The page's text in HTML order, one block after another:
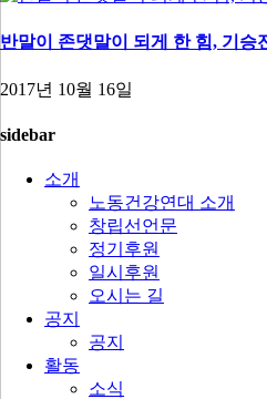
반말이 존댓말이 되게 한 힘, 기승
2017년 10월 16일
sidebar
소개
노동건강연대 소개
창립선언문
정기후원
일시후원
오시는 길
공지
공지
활동
소식